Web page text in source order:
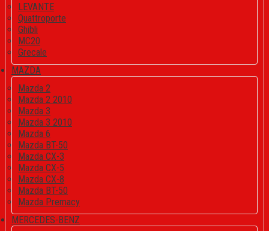
LEVANTE
Quattroporte
Ghibli
MC20
Grecale
MAZDA
Mazda 2
Mazda 2 2010
Mazda 3
Mazda 3 2010
Mazda 6
Mazda BT-50
Mazda CX-3
Mazda CX-5
Mazda CX-8
Mazda BT-50
Mazda Premacy
MERCEDES-BENZ